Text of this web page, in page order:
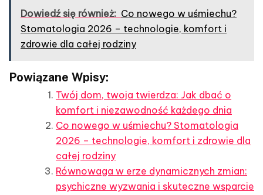
Dowiedź się również: Co nowego w uśmiechu?
Stomatologia 2026 – technologie, komfort i
zdrowie dla całej rodziny
Powiązane Wpisy:
Twój dom, twoja twierdza: Jak dbać o
komfort i niezawodność każdego dnia
Co nowego w uśmiechu? Stomatologia
2026 – technologie, komfort i zdrowie dla
całej rodziny
Równowaga w erze dynamicznych zmian:
psychiczne wyzwania i skuteczne wsparcie